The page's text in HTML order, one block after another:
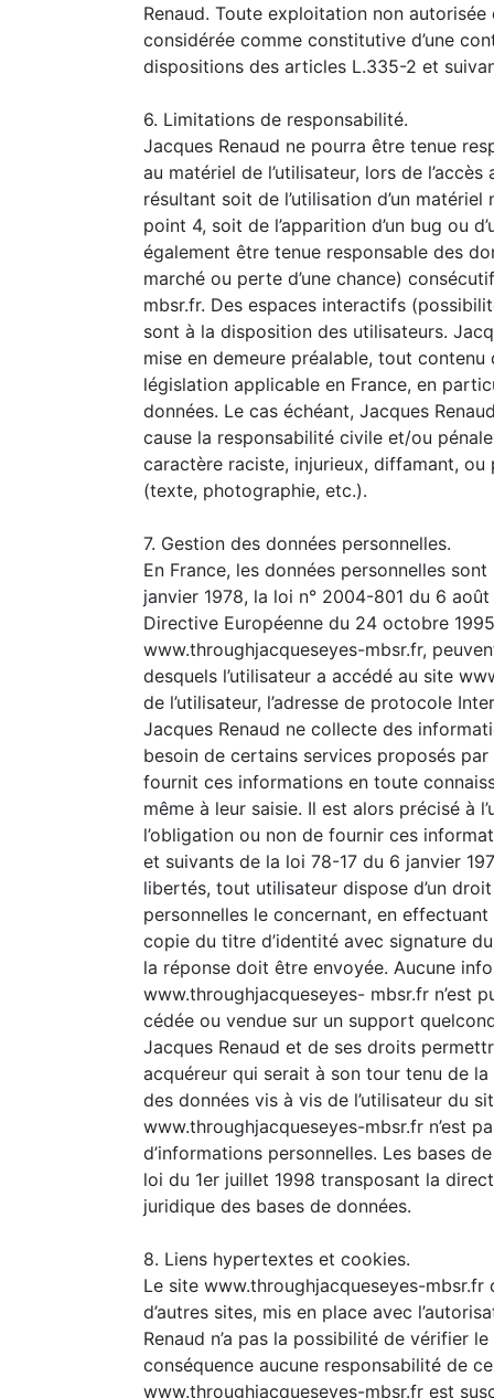
Renaud. Toute exploitation non autorisée
considérée comme constitutive d’une
dispositions des articles L.335-2 et
6. Limitations de responsabilité.
Jacques Renaud ne pourra être tenue
au matériel de l’utilisateur, lors de
résultant soit de l’utilisation d’un
point 4, soit de l’apparition d’un bug ou
également être tenue responsable des
marché ou perte d’une chance)
mbsr.fr. Des espaces interactifs
sont à la disposition des utilisateurs.
mise en demeure préalable, tout
législation applicable en France, en
données. Le cas échéant, Jacques
cause la responsabilité civile et/ou
caractère raciste, injurieux, diffamant,
(texte, photographie, etc.).
7. Gestion des données personnelles.
En France, les données personnelles
janvier 1978, la loi n° 2004-801 du 6
Directive Européenne du 24 octobre
www.throughjacqueseyes-mbsr.fr,
desquels l’utilisateur a accédé au site
de l’utilisateur, l’adresse de protocole
Jacques Renaud ne collecte des
besoin de certains services proposés
fournit ces informations en toute
même à leur saisie. Il est alors précisé à
l’obligation ou non de fournir ces
et suivants de la loi 78-17 du 6 janvier
libertés, tout utilisateur dispose d’un
personnelles le concernant, en
copie du titre d’identité avec signature
la réponse doit être envoyée. Aucune
www.throughjacqueseyes- mbsr.fr n’est
cédée ou vendue sur un support
Jacques Renaud et de ses droits
acquéreur qui serait à son tour tenu de
des données vis à vis de l’utilisateur du
www.throughjacqueseyes-mbsr.fr n’est
d’informations personnelles. Les bases
loi du 1er juillet 1998 transposant la
juridique des bases de données.
8. Liens hypertextes et cookies.
Le site www.throughjacqueseyes-
d’autres sites, mis en place avec
Renaud n’a pas la possibilité de vérifier
conséquence aucune responsabilité de
www.throughjacqueseyes-mbsr.fr est